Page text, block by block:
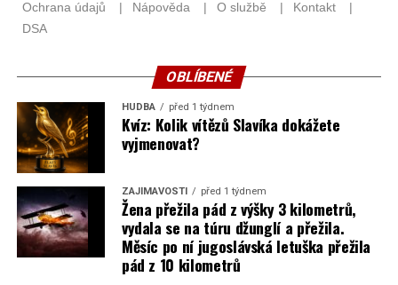
OBLÍBENÉ
HUDBA před 1 týdnem
Kvíz: Kolik vítězů Slavíka dokážete
vyjmenovat?
ZAJÍMAVOSTI před 1 týdnem
Žena přežila pád z výšky 3 kilometrů,
vydala se na túru džunglí a přežila.
Měsíc po ní jugoslávská letuška přežila
pád z 10 kilometrů